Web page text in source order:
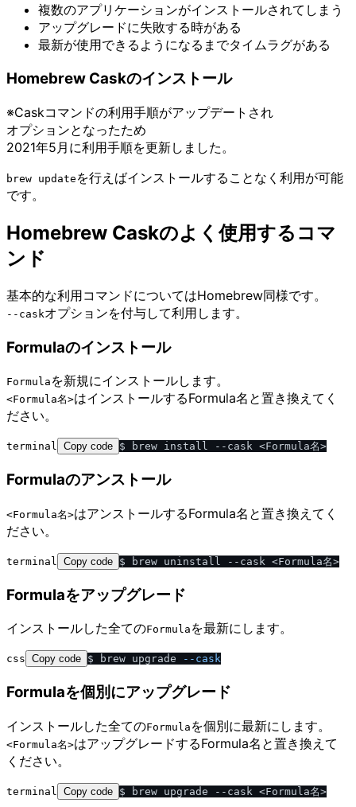
複数のアプリケーションがインストールされてしまう
アップグレードに失敗する時がある
最新が使用できるようになるまでタイムラグがある
Homebrew Caskのインストール
※Caskコマンドの利用手順がアップデートされ
オプションとなったため
2021年5月に利用手順を更新しました。
brew update を行えばインストールすることなく利用が可能
です。
Homebrew Caskのよく使用するコマ
ンド
基本的な利用コマンドについてはHomebrew同様です。
--caskオプションを付与して利用します。
Formulaのインストール
Formula を新規にインストールします。
<Formula名>はインストールするFormula名と置き換えてく
ださい。
terminal Copy code
Formulaのアンストール
<Formula名>はアンストールするFormula名と置き換えてく
ださい。
terminal Copy code
Formulaをアップグレード
インストールした全てのFormula を最新にします。
css Copy code $ brew upgrade --cask
Formulaを個別にアップグレード
インストールした全てのFormula を個別に最新にします。
<Formula名>はアップグレードするFormula名と置き換えて
ください。
terminal Copy code